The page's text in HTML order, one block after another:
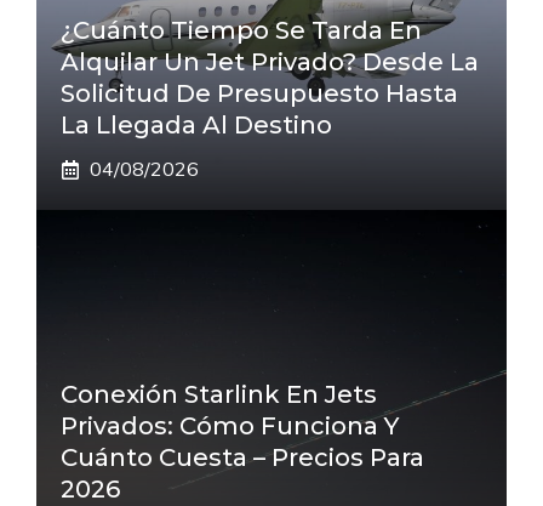
¿Cuánto Tiempo Se Tarda En
Alquilar Un Jet Privado? Desde La
Solicitud De Presupuesto Hasta
La Llegada Al Destino
04/08/2026
Conexión Starlink En Jets
Privados: Cómo Funciona Y
Cuánto Cuesta – Precios Para
2026